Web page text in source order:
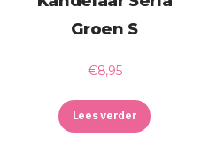
Groen S
€8,95
Lees verder